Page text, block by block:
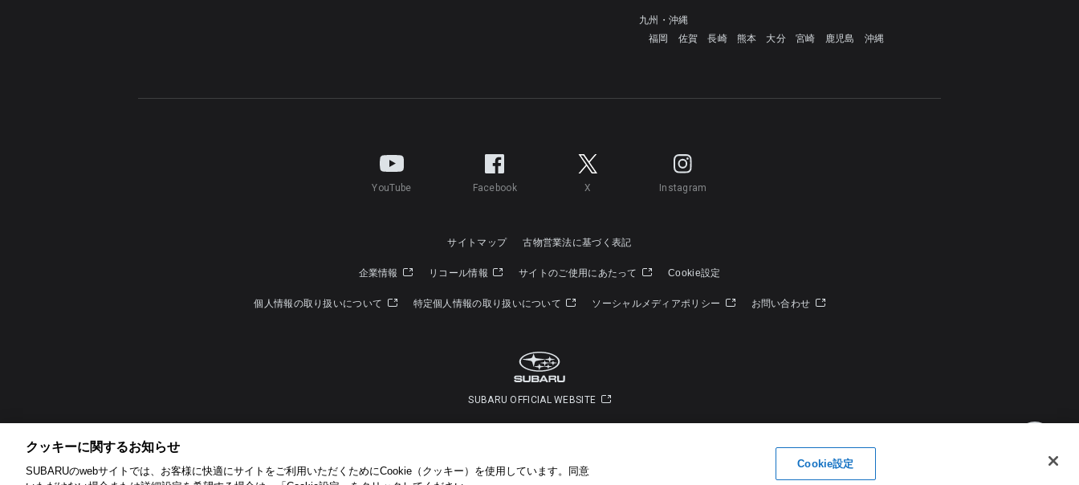
九州・沖縄
福岡
佐賀 長崎 熊本 大分 宮崎 鹿児島 沖縄
YouTube Facebook X Instagram
サイトマップ 古物営業法に基づく表記
企業情報 リコール情報 サイトのご使用にあたって Cookie設定
個人情報の取り扱いについて 特定個人情報の取り扱いについて ソーシャルメディアポリシー お問い合わせ
SUBARU OFFICIAL WEBSITE
クッキーに関するお知らせ​
SUBARUのwebサイトでは、お客様に快適にサイトをご利用いただくためにCookie（クッキー）を使用しています。​ 同意
Cookie設定